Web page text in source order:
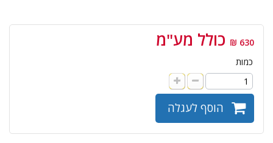
630 ₪ כולל מע"מ
כמות
הוסף לעגלה